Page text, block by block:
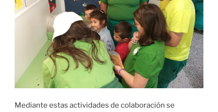
Mediante estas actividades de colaboración se